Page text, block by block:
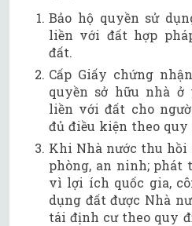
Bảo hộ quyền sử
liền với đất hợp
đất.
Cấp Giấy chứng
quyền sở hữu nhà
liền với đất cho
đủ điều kiện theo
Khi Nhà nước thu
phòng, an ninh;
vì lợi ích quốc gia,
dụng đất được Nhà
tái định cư theo quy